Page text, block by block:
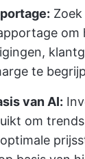
om
te
van AI:
om